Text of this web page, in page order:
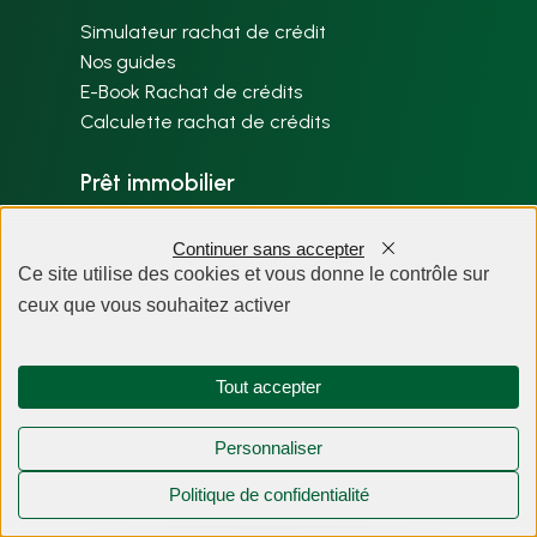
Simulateur rachat de crédit
Nos guides
E-Book Rachat de crédits
Calculette rachat de crédits
Prêt immobilier
Nos guides
Crédit consommation
Simulation crédit conso
Changer mon assurance de prêt
Nos guides
Ce site utilise des cookies et vous donne le contrôle sur
ceux que vous souhaitez activer
Tout accepter
Continuer sans accepter
Personnaliser
Politique de confidentialité